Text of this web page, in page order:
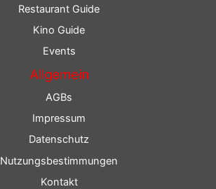
Restaurant Guide
Kino Guide
Events
Allgemein
AGBs
Impressum
Datenschutz
Nutzungsbestimmungen
Kontakt